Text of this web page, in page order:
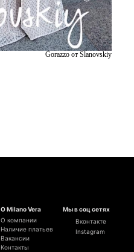
Gorazzo от Slanovskiy
О Milano Vera
О компании
Наличие платьев
Вакансии
Контакты
Мы в соц сетях
Вконтакте
Instagram